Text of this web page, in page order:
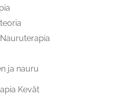
ja nauru
Kevät